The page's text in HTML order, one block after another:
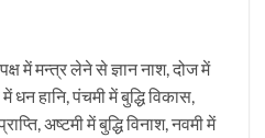
में मन्त्र लेने से ज्ञान नाश, दोज में
धन हानि, पंचमी में बुद्धि विकास,
अष्टमी में बुद्धि विनाश, नवमी में